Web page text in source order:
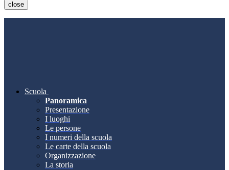
close
Scuola
Panoramica
Presentazione
I luoghi
Le persone
I numeri della scuola
Le carte della scuola
Organizzazione
La storia